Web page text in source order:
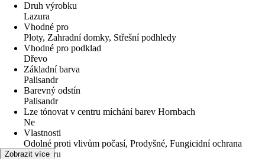
Druh výrobku
Lazura
Vhodné pro
Ploty, Zahradní domky, Střešní podhledy
Vhodné pro podklad
Dřevo
Základní barva
Palisandr
Barevný odstín
Palisandr
Lze tónovat v centru míchání barev Hornbach
Ne
Vlastnosti
Odolné proti vlivům počasí, Prodyšné, Fungicidní ochrana
typ nátěru
Zobrazit více